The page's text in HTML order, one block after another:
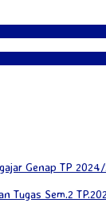
Genap TP
Tugas Sem.2